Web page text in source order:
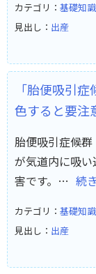
カテゴリ： 基礎知識
見出し： 出産
「胎便吸引
色すると要注
胎便吸引症候
が気道内に吸
害です。… 続
カテゴリ： 基礎知識
見出し： 出産